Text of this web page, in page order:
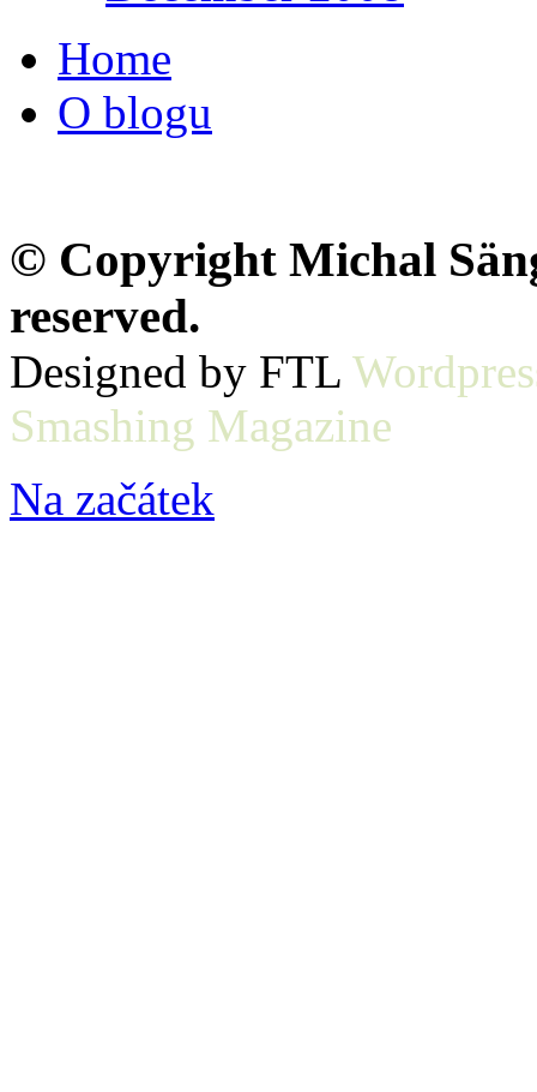
Home
O blogu
© Copyright Michal
reserved.
Designed by FTL
Smashing Magazine
Na začátek